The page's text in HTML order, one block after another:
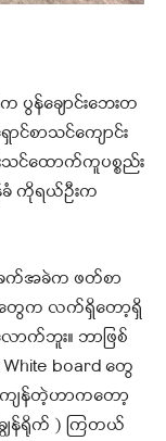
ပွန်ချောင်းဘေးတ
စာသင်ကျောင်း
သင်ထောက်ကူပစ္စည်း
ကိုရယ်ဦးက
ခက်အခဲက ဖတ်စာ
ပ်တွေက လက်ရှိတော့ရှိ
က်ဘူး။ ဘာဖြစ်
board တွေ
ကျန်တဲ့ဟာကတော့
ချွန်ရိုက် ) ကြတယ်